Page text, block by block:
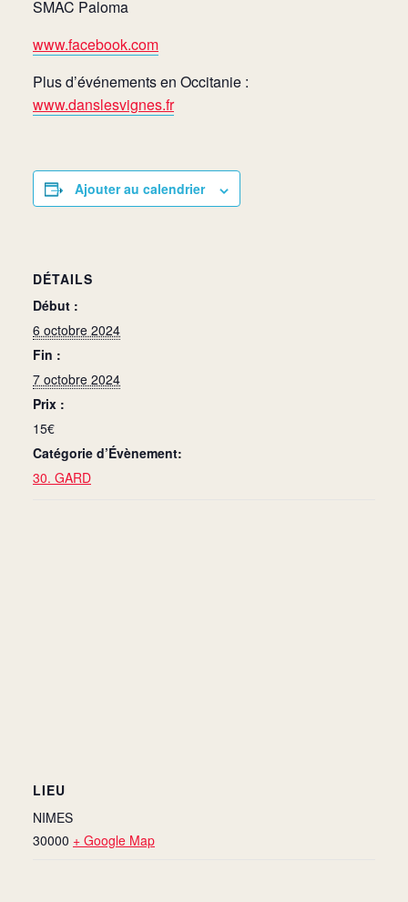
SMAC Paloma
www.facebook.com
Plus d’événements en Occitanie :
www.danslesvignes.fr
Ajouter au calendrier
DÉTAILS
Début :
6 octobre 2024
Fin :
7 octobre 2024
Prix :
15€
Catégorie d’Évènement:
30. GARD
LIEU
NIMES
30000 + Google Map